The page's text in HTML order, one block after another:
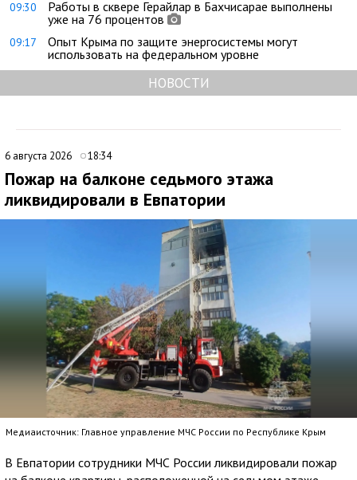
09:30
Работы в сквере Герайлар в Бахчисарае выполнены
уже на 76 процентов
09:17
Опыт Крыма по защите энергосистемы могут
использовать на федеральном уровне
НОВОСТИ
6 августа 2026 18:34
Пожар на балконе седьмого этажа
ликвидировали в Евпатории
Медиаисточник: Главное управление МЧС России по Республике Крым
В Евпатории сотрудники МЧС России ликвидировали пожар